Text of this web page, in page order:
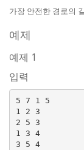
가장 안전한 경로의
예제
예제 1
입력
5 7 1 5
1 2 3
2 5 3
1 3 4
3 5 4